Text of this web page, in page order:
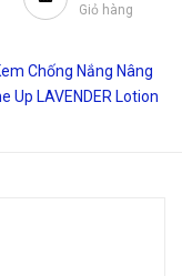
Giỏ hàng
Chống Nắng Nâng
Up LAVENDER Lotion